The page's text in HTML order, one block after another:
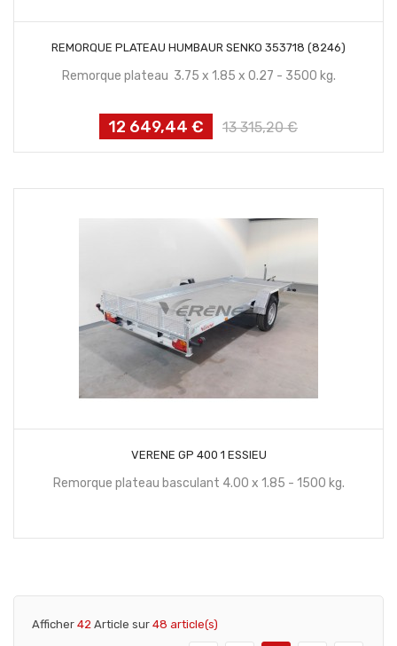
REMORQUE PLATEAU HUMBAUR SENKO 353718 (8246)
Remorque plateau 3.75 x 1.85 x 0.27 - 3500 kg.
Prix
12 649,44 €
Prix
13 315,20 €
VERENE GP 400 1 ESSIEU
Remorque plateau basculant 4.00 x 1.85 - 1500 kg.
Afficher 42 Article sur 48 article(s)